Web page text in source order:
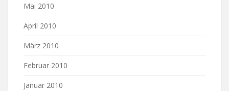
Mai 2010
April 2010
März 2010
Februar 2010
Januar 2010